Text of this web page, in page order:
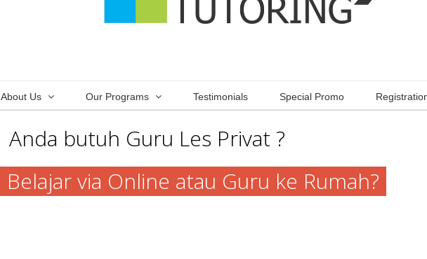
About Us Our Programs Testimonials Special Promo
Anda butuh Guru Les Privat ?
Belajar via Online atau Guru ke Rumah?